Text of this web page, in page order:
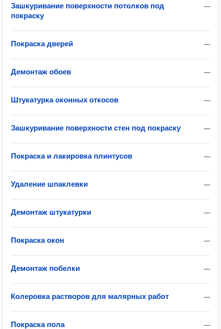
—
Зашкуривание поверхности потолков под
покраску
—
Покраска дверей
—
Демонтаж обоев
—
Штукатурка оконных откосов
—
Зашкуривание поверхности стен под покраску
—
Покраска и лакировка плинтусов
—
Удаление шпаклевки
—
Демонтаж штукатурки
—
Покраска окон
—
Демонтаж побелки
—
Колеровка растворов для малярных работ
—
Покраска пола